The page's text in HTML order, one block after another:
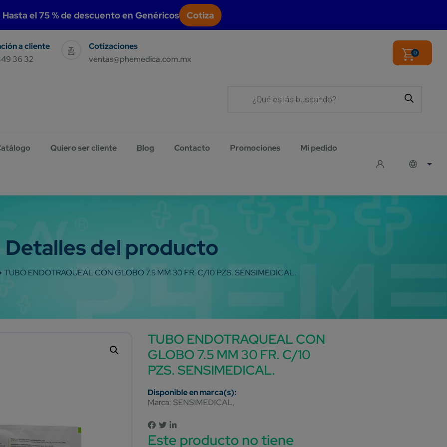
Hasta el 75 % de descuento en Genéricos Cotiza
& Support
36 32
Have Query E-Mail Us
ventas@phemedica.com.mx
0
Quiero ser cliente Blog Contacto Promociones Mi pedido
TUBO ENDOTRAQUEAL CON GLOBO 7.5 MM 30 FR. C/10 PZS. SENSIMEDICAL.
TUBO ENDOTRAQUEAL CON
GLOBO 7.5 MM 30 FR. C/10
PZS. SENSIMEDICAL.
Marca: SENSIMEDICAL
Este producto no tiene